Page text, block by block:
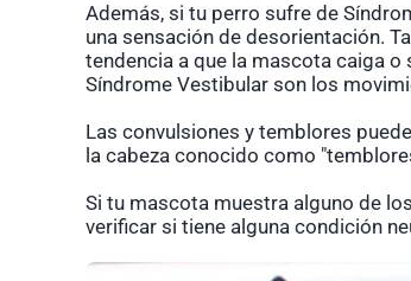
Además, si tu perro sufre de
una sensación de desorientación.
tendencia a que la mascota caiga o
Síndrome Vestibular son los
Las convulsiones y temblores
la cabeza conocido como
Si tu mascota muestra alguno de
verificar si tiene alguna condición